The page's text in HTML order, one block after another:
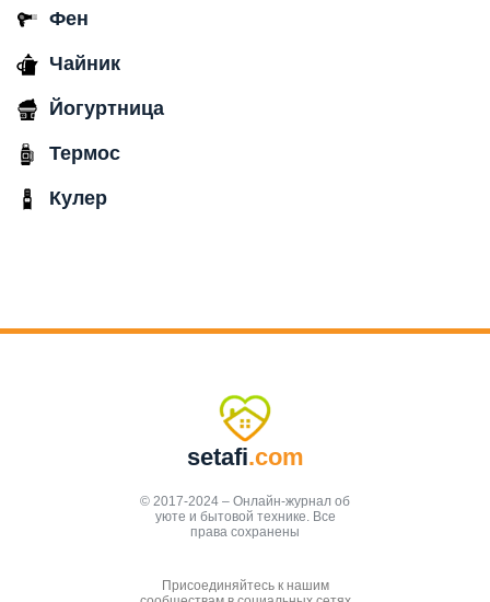
Фен
Чайник
Йогуртница
Термос
Кулер
setafi.com
© 2017-2024 – Онлайн-журнал об
уюте и бытовой технике. Все
права сохранены
Присоединяйтесь к нашим